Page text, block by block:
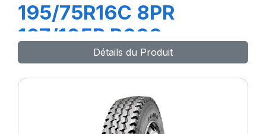
195/75R16C 8PR
107/105R R666
Détails du Produit